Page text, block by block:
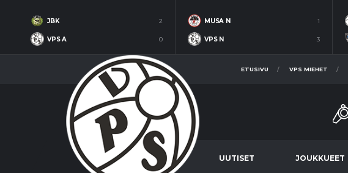
JBK 2
VPS A 0
MUSA N 1
VPS N 3
ETUSIVU VPS MIEHET
UUTISET JOUKKUEET